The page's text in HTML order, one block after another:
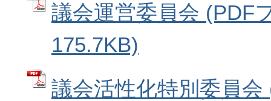
議会運営委員会 (PDF
175.7KB)
議会活性化特別委員